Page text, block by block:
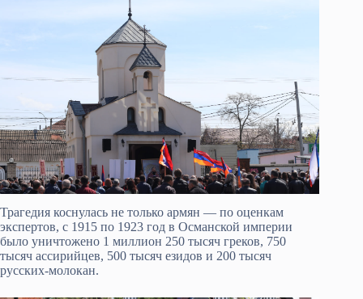
Трагедия коснулась не только армян — по оценкам
экспертов, с 1915 по 1923 год в Османской империи
было уничтожено 1 миллион 250 тысяч греков, 750
тысяч ассирийцев, 500 тысяч езидов и 200 тысяч
русских-молокан.